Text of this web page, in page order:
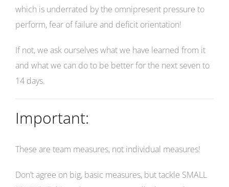
which is underrated by the omnipresent pressure to
perform, fear of failure and deficit orientation!
If not, we ask ourselves what we have learned from it
and what we can do to be better for the next seven to
14 days.
Important:
These are team measures, not individual measures!
Don’t agree on big, basic measures, but tackle SMALL